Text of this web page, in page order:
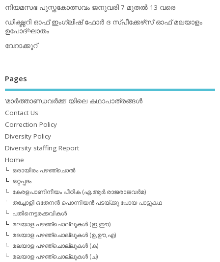
നിയമസഭ പുസ്തകോത്സവം ജനുവരി 7 മുതല്‍ 13 വരെ
ഡിക്ഷ്ണറി ഓഫ് ഇംഗ്ലിഷ് ഫോര്‍ ദ സ്പീക്കേഴ്‌സ് ഓഫ് മലയാളം
ഉപോദ്ഘാതം
വേറാക്കൂറ്
Pages
‘മാര്‍ത്താണ്ഡവര്‍മ്മ’ യിലെ കഥാപാത്രങ്ങള്‍
Contact Us
Correction Policy
Diversity Policy
Diversity staffing Report
Home
ഒരായിരം പഴഞ്ചൊല്‍
ഒറ്റപ്പദം
കേരളപാണിനീയം പീഠിക (എ.ആര്‍.രാജരാജവര്‍മ)
തച്ചോളി ഒതേനൻ പൊന്നിയൻ പടയ്‌ക്കു പോയ പാട്ടുകഥ
പതിനെട്ടരക്കവികള്‍
മലയാള പഴഞ്ചൊല്ലുകള്‍ (ഇ,ഈ)
മലയാള പഴഞ്ചൊല്ലുകള്‍ (ഉ,ഊ,എ)
മലയാള പഴഞ്ചൊല്ലുകള്‍ (ക)
മലയാള പഴഞ്ചൊല്ലുകള്‍ (ച)